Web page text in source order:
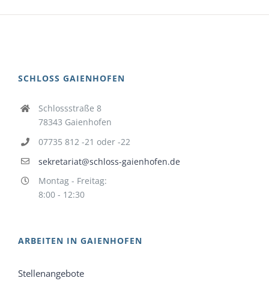
SCHLOSS GAIENHOFEN
Schlossstraße 8
78343 Gaienhofen
07735 812 -21 oder -22
sekretariat@schloss-gaienhofen.de
Montag - Freitag:
8:00 - 12:30
ARBEITEN IN GAIENHOFEN
Stellenangebote